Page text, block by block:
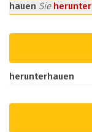
hauen Sie herunter
herunterhauen